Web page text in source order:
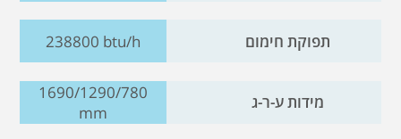
תפוקת חימום 238800 btu/h
מידות ע-ר-ג
1690/1290/780
mm